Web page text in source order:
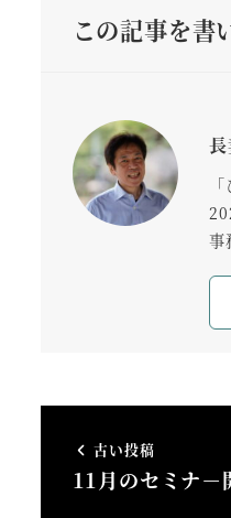
この記事を書
事
古い投稿
11月のセミナ－